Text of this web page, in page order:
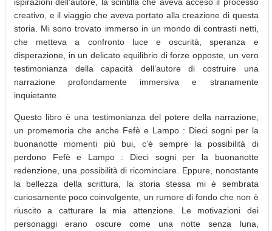
ispirazioni dell’autore, la scintilla che aveva acceso il processo
creativo, e il viaggio che aveva portato alla creazione di questa
storia. Mi sono trovato immerso in un mondo di contrasti netti,
che metteva a confronto luce e oscurità, speranza e
disperazione, in un delicato equilibrio di forze opposte, un vero
testimonianza della capacità dell’autore di costruire una
narrazione profondamente immersiva e stranamente
inquietante.
Questo libro è una testimonianza del potere della narrazione,
un promemoria che anche Fefè e Lampo : Dieci sogni per la
buonanotte momenti più bui, c’è sempre la possibilità di
perdono Fefè e Lampo : Dieci sogni per la buonanotte
redenzione, una possibilità di ricominciare. Eppure, nonostante
la bellezza della scrittura, la storia stessa mi è sembrata
curiosamente poco coinvolgente, un rumore di fondo che non è
riuscito a catturare la mia attenzione. Le motivazioni dei
personaggi erano oscure come una notte senza luna,